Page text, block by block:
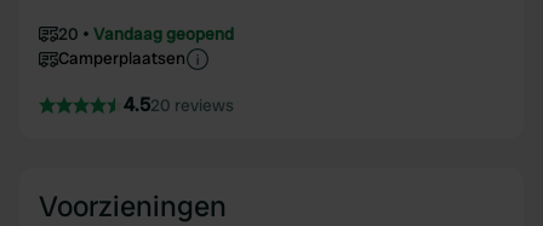
20
Vandaag geopend
Camperplaatsen
4.520 reviews
Voorzieningen